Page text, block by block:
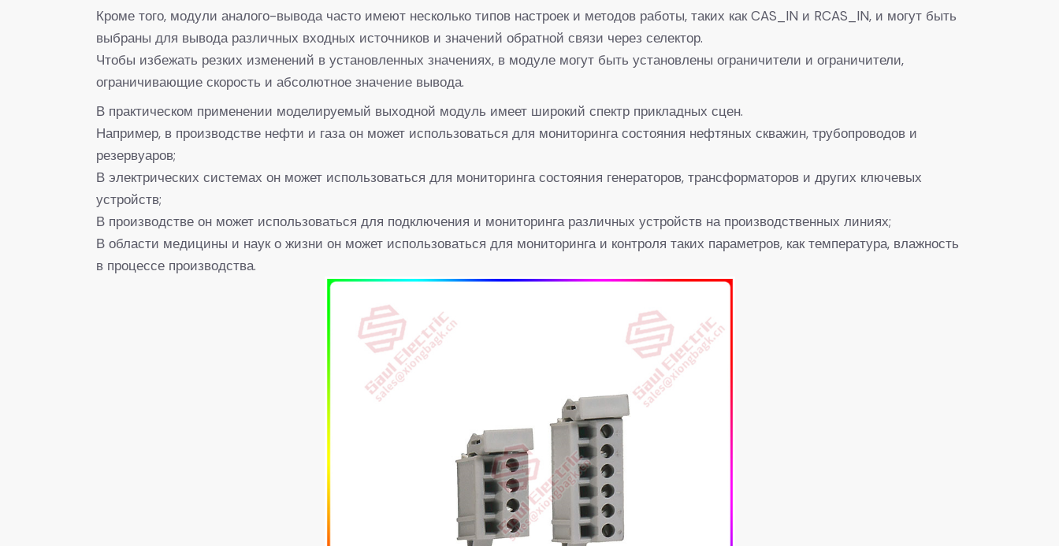
Кроме того, модули аналого-вывода часто имеют несколько типов настроек и методов работы, таких как CAS_IN и RCAS_IN, и могут быть
выбраны для вывода различных входных источников и значений обратной связи через селектор.
Чтобы избежать резких изменений в установленных значениях, в модуле могут быть установлены ограничители и ограничители,
ограничивающие скорость и абсолютное значение вывода.
В практическом применении моделируемый выходной модуль имеет широкий спектр прикладных сцен.
Например, в производстве нефти и газа он может использоваться для мониторинга состояния нефтяных скважин, трубопроводов и
резервуаров;
В электрических системах он может использоваться для мониторинга состояния генераторов, трансформаторов и других ключевых
устройств;
В производстве он может использоваться для подключения и мониторинга различных устройств на производственных линиях;
В области медицины и наук о жизни он может использоваться для мониторинга и контроля таких параметров, как температура, влажность
в процессе производства.